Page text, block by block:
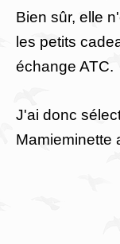
Bien sûr, elle
les petits
échange ATC.
J'ai donc
Mamieminette